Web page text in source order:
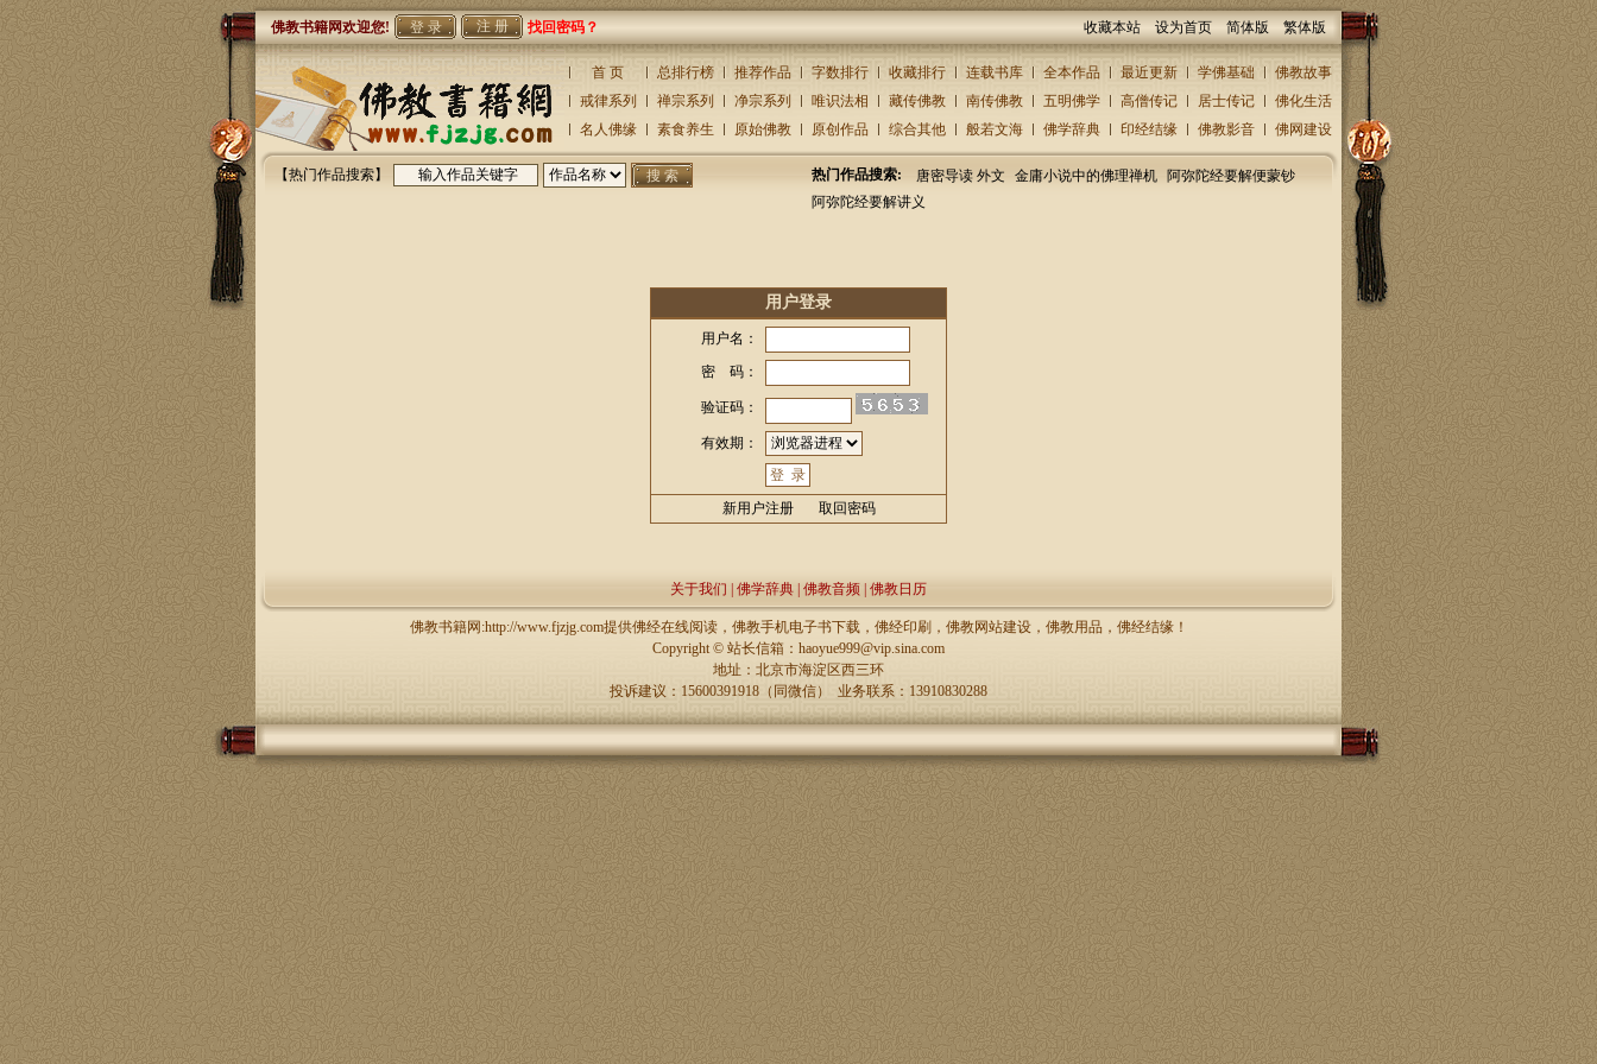
佛教书籍网欢迎您! 注 册 找回密码？ 收藏本站 设为首页 简体版 繁体版
首 页 总排行榜 推荐作品 字数排行 收藏排行 连载书库 全本作品 最近更新 学佛基础
佛教故事
戒律系列
禅宗系列 净宗系列 唯识法相 藏传佛教 南传佛教 五明佛学 高僧传记 居士传记
佛化生活
名人佛缘
素食养生 原始佛教 原创作品 综合其他 般若文海 佛学辞典 印经结缘 佛教影音 佛网建设
【热门作品搜索】 热门作品搜索: 唐密导读 外文 金庸小说中的佛理禅机
阿弥陀经要解便蒙钞
阿弥陀经要解讲义
用户登录
用户名：
密 码：
验证码：
有效期：
新用户注册 取回密码
关于我们 佛学辞典 佛教音频 佛教日历
佛教书籍网:http://www.fjzjg.com提供佛经在线阅读，佛教手机电子书下载，佛经印刷，佛教网站建设，佛教用品，佛经结缘！
Copyright © 站长信箱：haoyue999@vip.sina.com
地址：北京市海淀区西三环
投诉建议：15600391918（同微信） 业务联系：13910830288